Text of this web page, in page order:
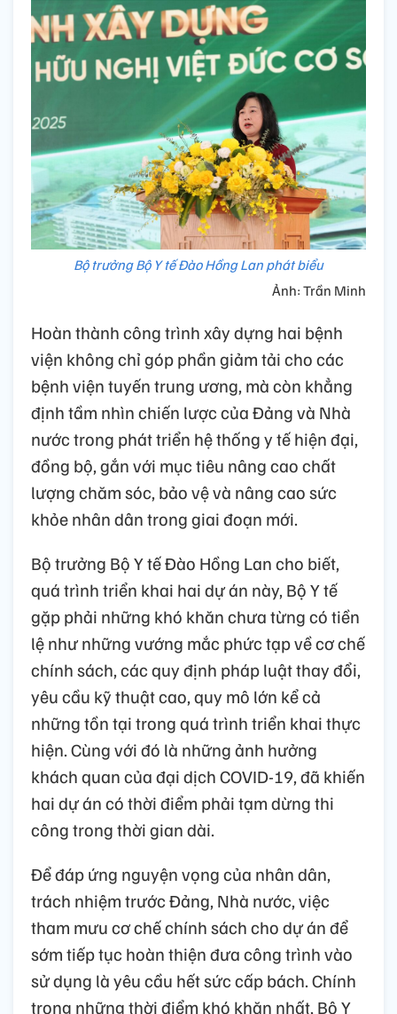
Bộ trưởng Bộ Y tế Đào Hồng Lan phát biểu
Ảnh: Trần Minh
Hoàn thành công trình xây dựng hai bệnh
viện không chỉ góp phần giảm tải cho các
bệnh viện tuyến trung ương, mà còn khẳng
định tầm nhìn chiến lược của Đảng và Nhà
nước trong phát triển hệ thống y tế hiện đại,
đồng bộ, gắn với mục tiêu nâng cao chất
lượng chăm sóc, bảo vệ và nâng cao sức
khỏe nhân dân trong giai đoạn mới.
Bộ trưởng Bộ Y tế Đào Hồng Lan cho biết,
quá trình triển khai hai dự án này, Bộ Y tế
gặp phải những khó khăn chưa từng có tiền
lệ như những vướng mắc phức tạp về cơ chế
chính sách, các quy định pháp luật thay đổi,
yêu cầu kỹ thuật cao, quy mô lớn kể cả
những tồn tại trong quá trình triển khai thực
hiện. Cùng với đó là những ảnh hưởng
khách quan của đại dịch COVID-19, đã khiến
hai dự án có thời điểm phải tạm dừng thi
công trong thời gian dài.
Để đáp ứng nguyện vọng của nhân dân,
trách nhiệm trước Đảng, Nhà nước, việc
tham mưu cơ chế chính sách cho dự án để
sớm tiếp tục hoàn thiện đưa công trình vào
sử dụng là yêu cầu hết sức cấp bách. Chính
trong những thời điểm khó khăn nhất, Bộ Y